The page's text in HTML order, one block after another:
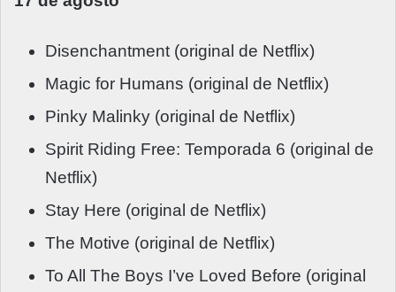
Disenchantment (original de Netflix)
Magic for Humans (original de Netflix)
Pinky Malinky (original de Netflix)
Spirit Riding Free: Temporada 6 (original de
Netflix)
Stay Here (original de Netflix)
The Motive (original de Netflix)
To All The Boys I’ve Loved Before (original